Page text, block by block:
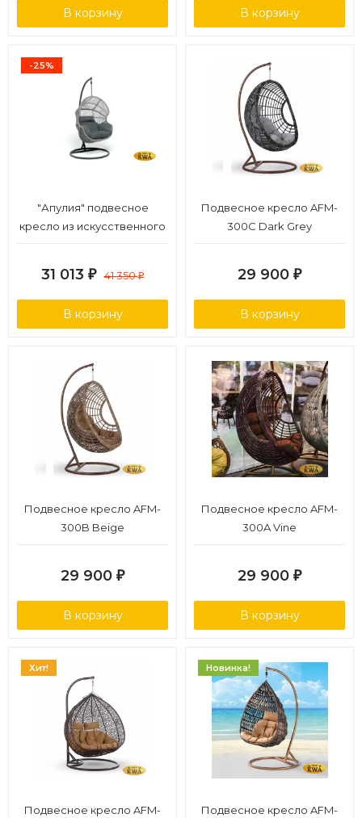
В корзину В корзину
-25%
"Апулия" подвесное
кресло из искусственного
31 013 ₽ 41 350₽
В корзину
Подвесное кресло AFM-
300C Dark Grey
29 900 ₽
В корзину
Подвесное кресло AFM-
300B Beige
29 900 ₽
В корзину
Подвесное кресло AFM-
300A Vine
29 900 ₽
В корзину
Хит!
Подвесное кресло AFM-
Новинка!
Подвесное кресло AFM-